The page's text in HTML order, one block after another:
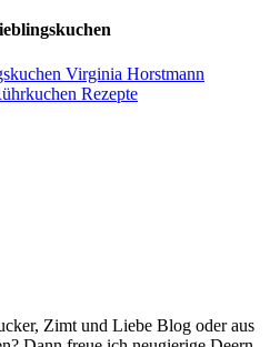
Zimt und Liebe Blog oder aus